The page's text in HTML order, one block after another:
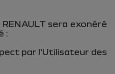
sera exonéré
:
par l'Utilisateur des